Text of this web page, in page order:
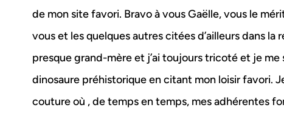
de mon site favori. Bravo à vous Gaëlle, vous le
vous et les quelques autres citées d’ailleurs dans la
presque grand-mère et j’ai toujours tricoté et je
dinosaure préhistorique en citant mon loisir favori.
couture où , de temps en temps, mes adhérentes